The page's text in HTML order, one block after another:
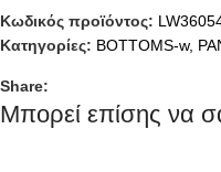
Κωδικός προϊόντος:
Κατηγορίες: BOTTOMS-w,
Share:
Μπορεί επίσης να